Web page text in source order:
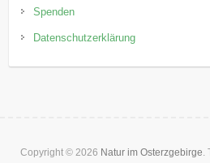
Spenden
Datenschutzerklärung
Copyright © 2026 Natur im Osterzgebirge